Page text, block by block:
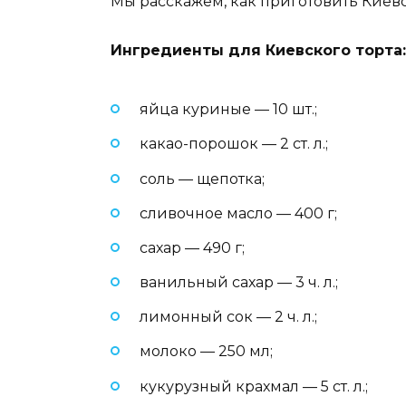
Ингредиенты для Киевского торта:
яйца куриные — 10 шт.;
какао-порошок — 2 ст. л.;
соль — щепотка;
сливочное масло — 400 г;
сахар — 490 г;
ванильный сахар — 3 ч. л.;
лимонный сок — 2 ч. л.;
молоко — 250 мл;
кукурузный крахмал — 5 ст. л.;